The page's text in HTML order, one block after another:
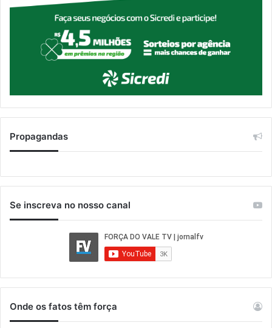
Propagandas
Se inscreva no nosso canal
Onde os fatos têm força